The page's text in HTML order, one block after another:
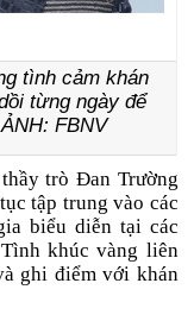
tình cảm khán
từng ngày để
ẢNH: FBNV
trò Đan Trường
tập trung vào các
biểu diễn tại các
khúc vàng liên
ghi điểm với khán